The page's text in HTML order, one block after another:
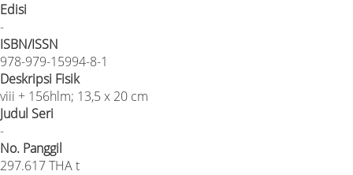
Edisi
-
ISBN/ISSN
978-979-15994-8-1
Deskripsi Fisik
viii + 156hlm; 13,5 x 20 cm
Judul Seri
-
No. Panggil
297.617 THA t